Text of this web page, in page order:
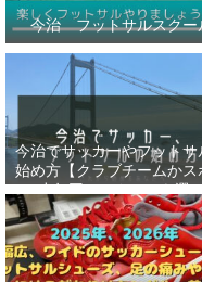
今治 フットサルスクー
今治でサッカーやフットサ
始め方【クラブチームかス
ツ少年団かスクールを選
準】小学生、幼児（年長
中）、サッカー